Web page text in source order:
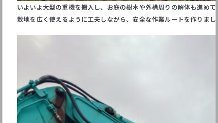
いよいよ大型の重機を搬入し、お庭の樹木や外構周りの解体も進めて
敷地を広く使えるように工夫しながら、安全な作業ルートを作りまし